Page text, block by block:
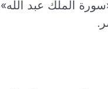
الملك عبد الله»،